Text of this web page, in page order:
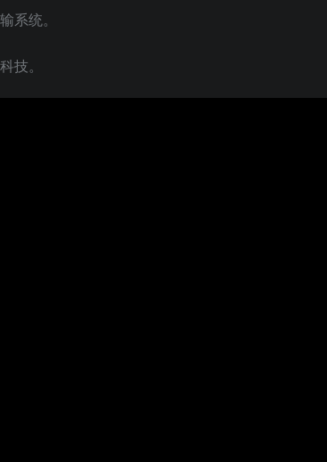
系统。
技。